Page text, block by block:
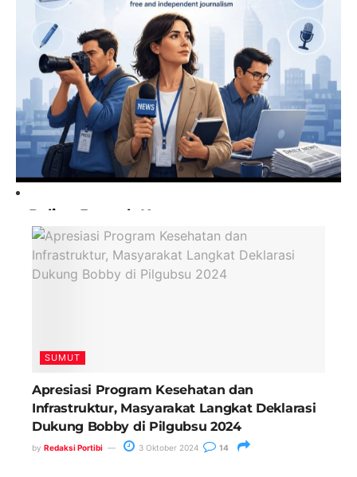
Paling Banyak Komentar
SUMUT
Apresiasi Program Kesehatan dan
Infrastruktur, Masyarakat Langkat Deklarasi
Dukung Bobby di Pilgubsu 2024
by Redaksi Portibi 3 Oktober 2024 14